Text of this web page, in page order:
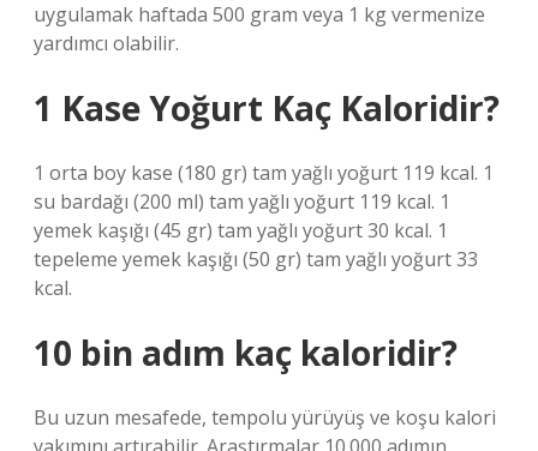
uygulamak haftada 500 gram veya 1 kg vermenize
yardımcı olabilir.
1 Kase Yoğurt Kaç Kaloridir?
1 orta boy kase (180 gr) tam yağlı yoğurt 119 kcal. 1
su bardağı (200 ml) tam yağlı yoğurt 119 kcal. 1
yemek kaşığı (45 gr) tam yağlı yoğurt 30 kcal. 1
tepeleme yemek kaşığı (50 gr) tam yağlı yoğurt 33
kcal.
10 bin adım kaç kaloridir?
Bu uzun mesafede, tempolu yürüyüş ve koşu kalori